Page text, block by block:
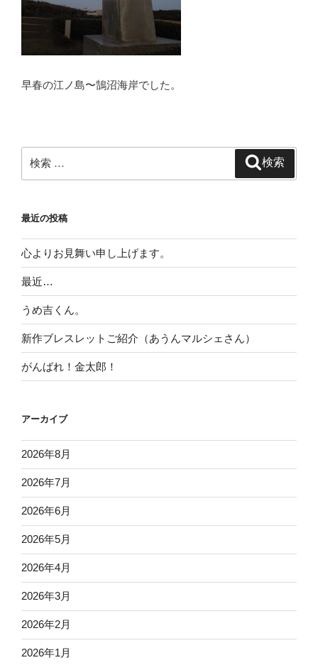
早春の江ノ島〜鵠沼海岸でした。
検
索:
検索
最近の投稿
心よりお見舞い申し上げます。
最近…
うめ吉くん。
新作ブレスレットご紹介（あうんマルシェさん）
がんばれ！金太郎！
アーカイブ
2026年8月
2026年7月
2026年6月
2026年5月
2026年4月
2026年3月
2026年2月
2026年1月